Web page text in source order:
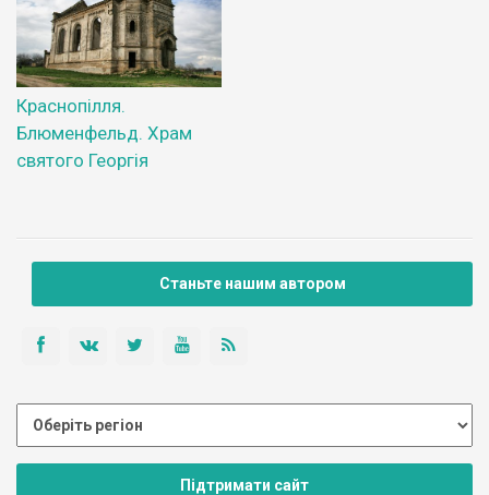
Краснопілля.
Блюменфельд. Храм
святого Георгія
Станьте нашим автором
Підтримати сайт